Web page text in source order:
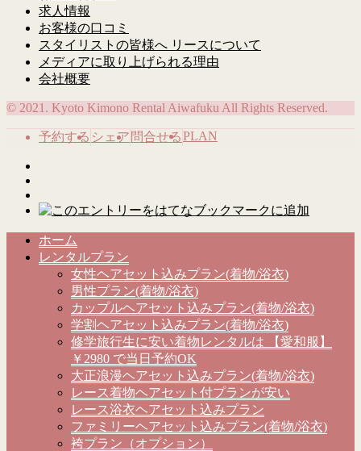
求人情報
お客様の口コミ
スタイリストの皆様へ リースについて
メディアに取り上げられる理由
会社概要
© 2021. Kyoto Kimono Rental Aiwafuku All Rights Reserved.
予約する シェア 問合せるPLAN
ホーム
レンタルプラン
女性ヘアセット込みプラン(着物/浴衣)
男性プラン(着物/浴衣)
カップルヘアセット込みプラン(着物/浴衣)
学割ヘアセット込みプラン(着物/浴衣)
修学旅行生に安い着物レンタルは 【愛和服】
￥2980 で当日予約OK
大正浪漫ヘアセット込みプラン(着物/浴衣)
レース着物ヘアセット付プランが安い
レース浴衣ヘアセット込みプラン
ファミリーヘアセット込みプラン(着物/浴衣)
袴プラン（オプション）